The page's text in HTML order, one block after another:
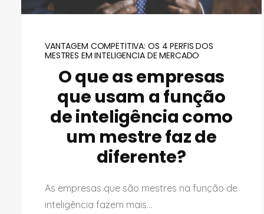
VANTAGEM COMPETITIVA: OS 4 PERFIS DOS
MESTRES EM INTELIGENCIA DE MERCADO
O que as empresas
que usam a função
de inteligência como
um mestre faz de
diferente?
As empresas que são mestres na função de
inteligência fazem mais...